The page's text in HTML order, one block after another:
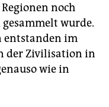
noch
wurde.
entstanden im
der Zivilisation in
wie in